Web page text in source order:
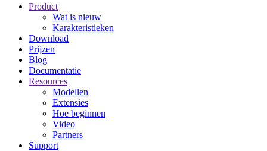
Product
Wat is nieuw
Karakteristieken
Download
Prijzen
Blog
Documentatie
Resources
Modellen
Extensies
Hoe beginnen
Video
Partners
Support